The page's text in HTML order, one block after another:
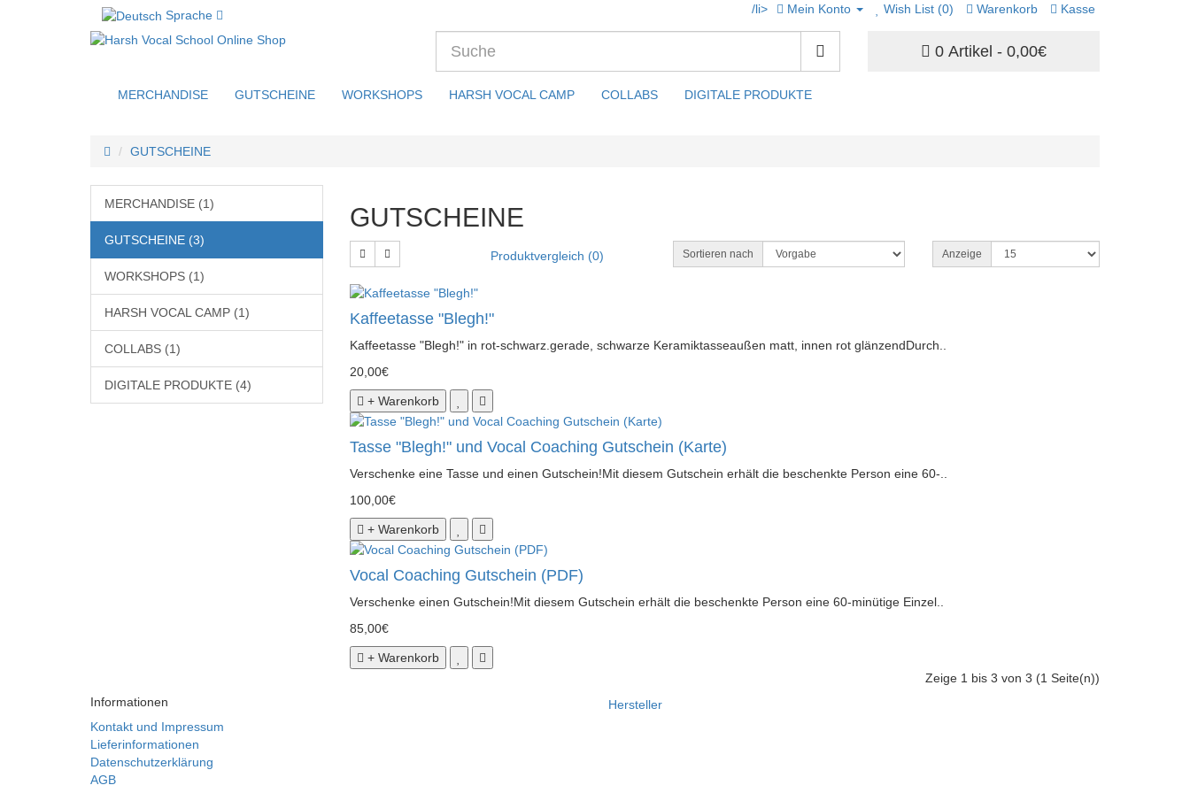
Sprache /li> Mein Konto Wish List (0) Warenkorb Kasse
0 Artikel - 0,00€
MERCHANDISE GUTSCHEINE WORKSHOPS HARSH VOCAL CAMP COLLABS DIGITALE PRODUKTE
GUTSCHEINE
MERCHANDISE (1)
GUTSCHEINE (3)
WORKSHOPS (1)
HARSH VOCAL CAMP (1)
COLLABS (1)
DIGITALE PRODUKTE (4)
GUTSCHEINE
Produktvergleich (0) Sortieren nach Anzeige
Kaffeetasse "Blegh!"
Kaffeetasse "Blegh!" in rot-schwarz.gerade, schwarze Keramiktasseaußen matt, innen rot glänzendDurch..
20,00€
+ Warenkorb
Tasse "Blegh!" und Vocal Coaching Gutschein (Karte)
Verschenke eine Tasse und einen Gutschein!Mit diesem Gutschein erhält die beschenkte Person eine 60-..
100,00€
+ Warenkorb
Vocal Coaching Gutschein (PDF)
Verschenke einen Gutschein!Mit diesem Gutschein erhält die beschenkte Person eine 60-minütige Einzel..
85,00€
+ Warenkorb
Zeige 1 bis 3 von 3 (1 Seite(n))
Informationen
Kontakt und Impressum
Lieferinformationen
Datenschutzerklärung
AGB
Hersteller